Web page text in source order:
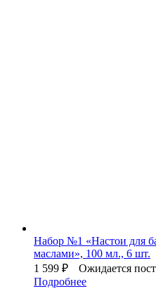
Набор №1 «Настои для
маслами», 100 мл., 6 шт.
1 599 ₽
Ожидается
Подробнее